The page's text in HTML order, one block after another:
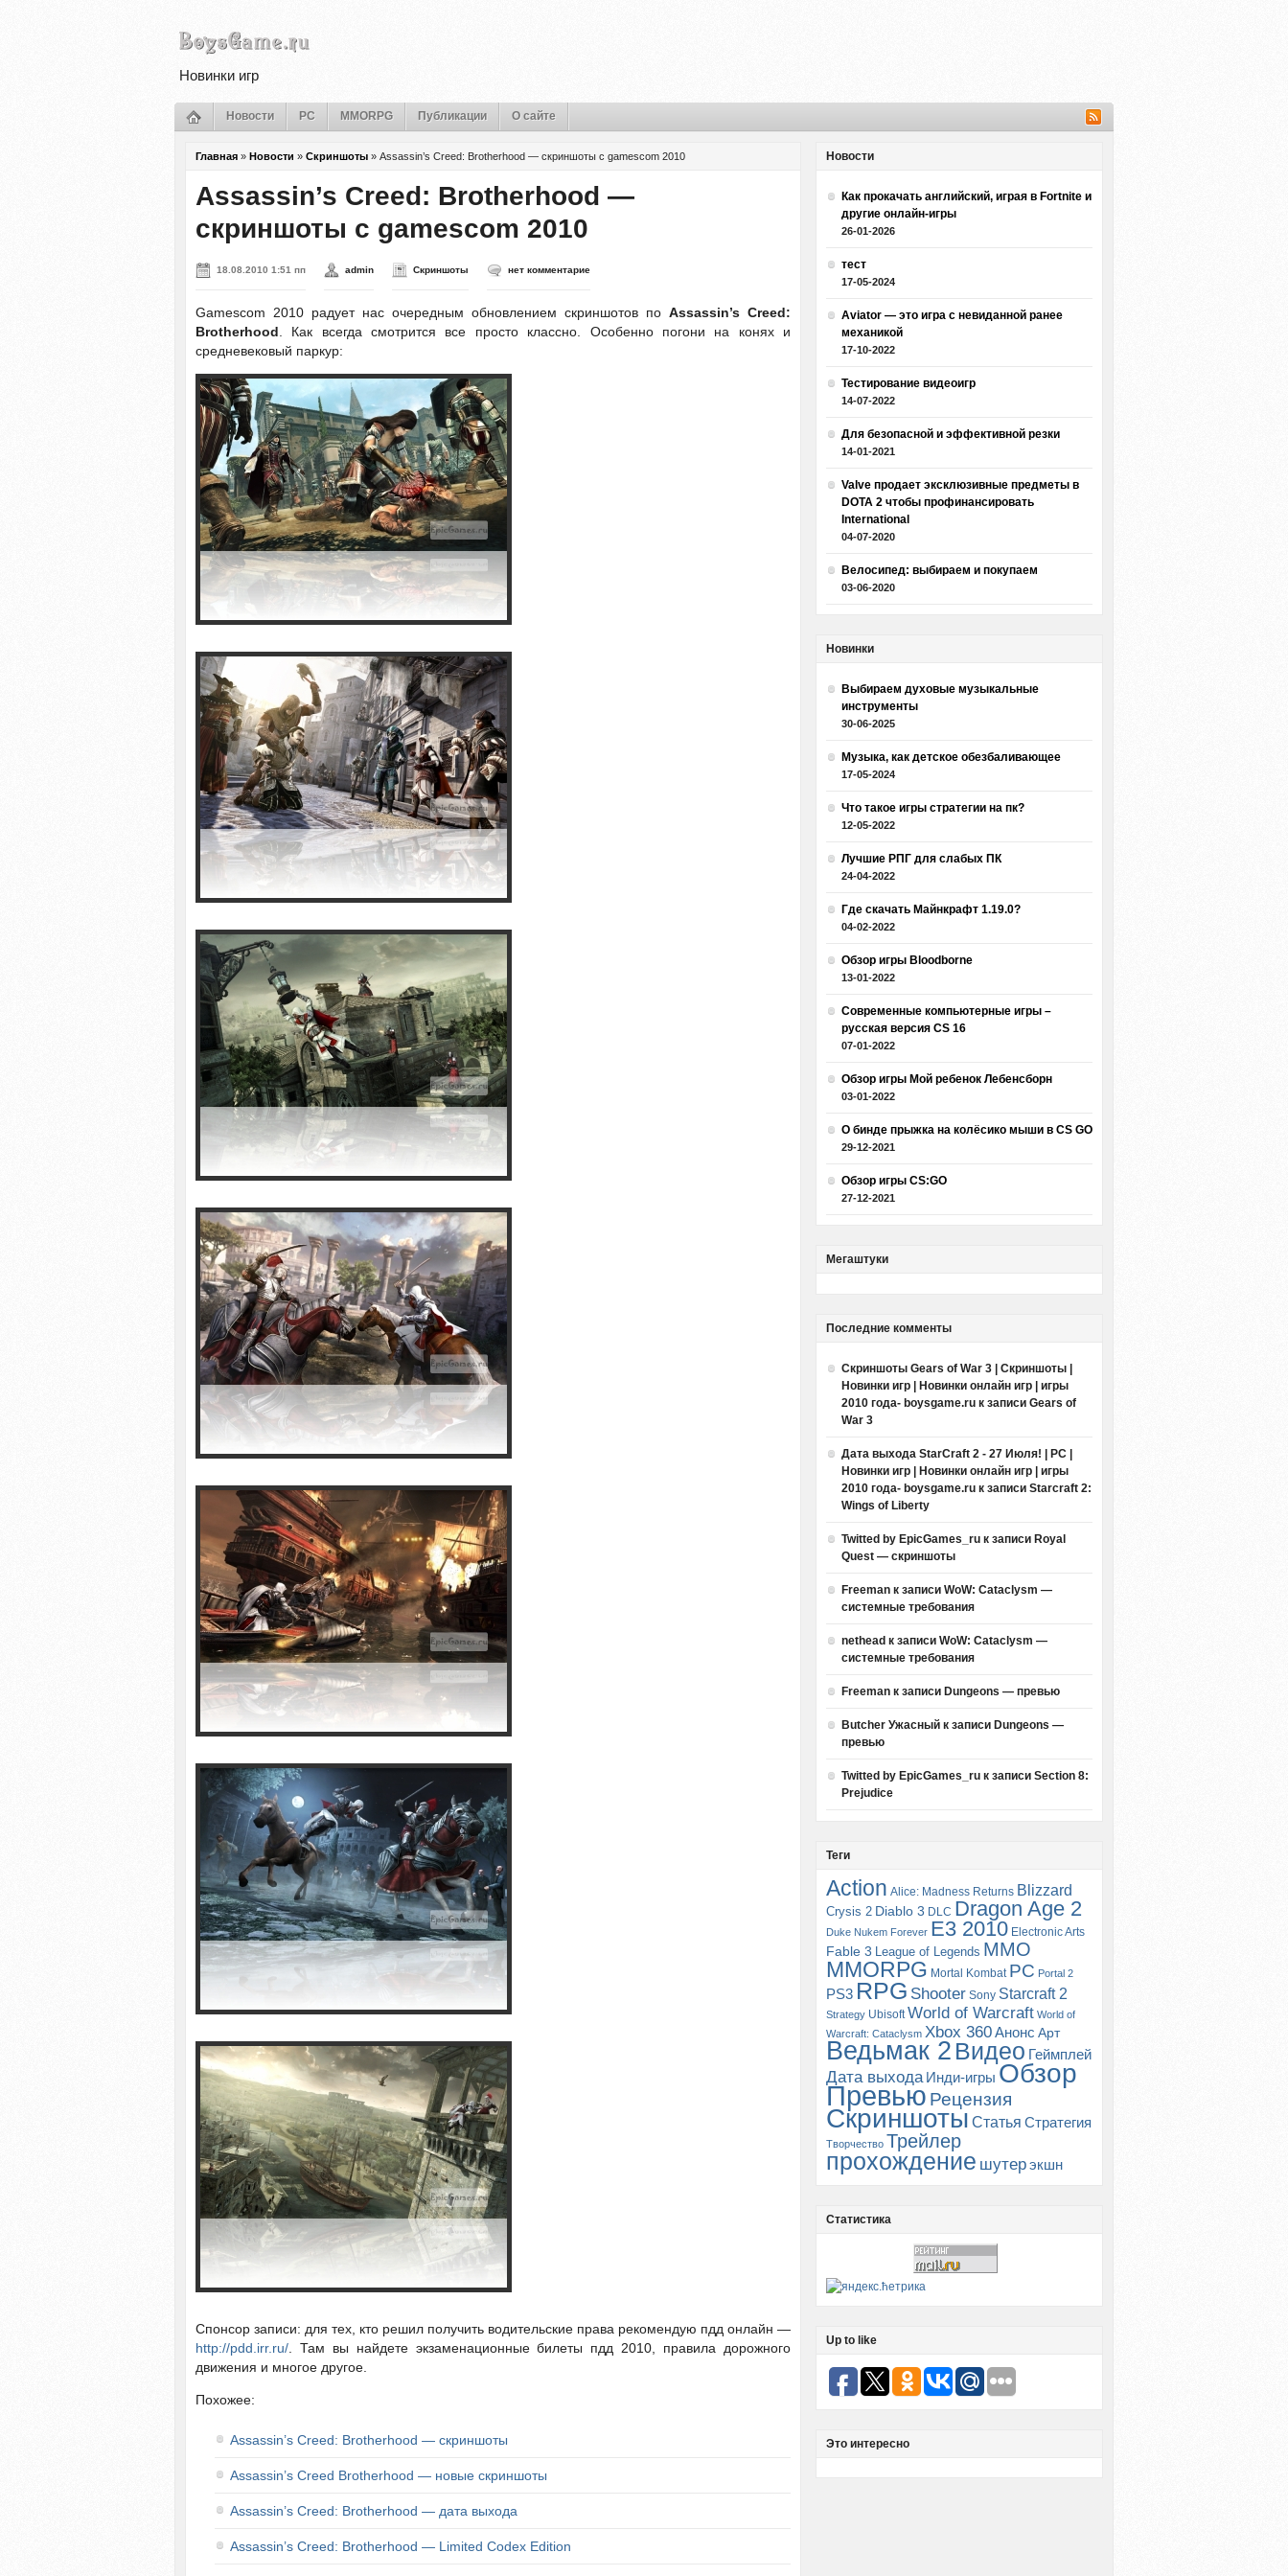
Новинки игр
Новости PC MMORPG Публикации О сайте
Главная » Новости » Скриншоты » Assassin’s Creed: Brotherhood — скриншоты с gamescom 2010
Assassin’s Creed: Brotherhood —
скриншоты с gamescom 2010
18.08.2010 1:51 пп admin Скриншоты нет комментарие
Gamescom 2010 радует нас очередным обновлением скриншотов по Assassin’s Creed:
Brotherhood . Как всегда смотрится все просто классно. Особенно погони на конях и
средневековый паркур:
Спонсор записи: для тех, кто решил получить водительские права рекомендую пдд онлайн —
http://pdd.irr.ru/ . Там вы найдете экзаменационные билеты пдд 2010, правила дорожного
движения и многое другое.
Похожее:
Assassin’s Creed: Brotherhood — скриншоты
Assassin’s Creed Brotherhood — новые скриншоты
Assassin’s Creed: Brotherhood — дата выхода
Assassin’s Creed: Brotherhood — Limited Codex Edition
Новости
Как прокачать английский, играя в Fortnite и
другие онлайн-игры
26-01-2026
тест
17-05-2024
Aviator — это игра с невиданной ранее
механикой
17-10-2022
Тестирование видеоигр
14-07-2022
Для безопасной и эффективной резки
14-01-2021
Valve продает эксклюзивные предметы в
DOTA 2 чтобы профинансировать
International
04-07-2020
Велосипед: выбираем и покупаем
03-06-2020
Новинки
Выбираем духовые музыкальные
инструменты
30-06-2025
Музыка, как детское обезбаливающее
17-05-2024
Что такое игры стратегии на пк?
12-05-2022
Лучшие РПГ для слабых ПК
24-04-2022
Где скачать Майнкрафт 1.19.0?
04-02-2022
Обзор игры Bloodborne
13-01-2022
Современные компьютерные игры –
русская версия CS 16
07-01-2022
Обзор игры Мой ребенок Лебенсборн
03-01-2022
О бинде прыжка на колёсико мыши в CS GO
29-12-2021
Обзор игры CS:GO
27-12-2021
Мегаштуки
Последние комменты
Скриншоты Gears of War 3 | Скриншоты |
Новинки игр | Новинки онлайн игр | игры
2010 года- boysgame.ru к записи Gears of
War 3
Дата выхода StarCraft 2 - 27 Июля! | PC |
Новинки игр | Новинки онлайн игр | игры
2010 года- boysgame.ru к записи Starcraft 2:
Wings of Liberty
Twitted by EpicGames_ru к записи Royal
Quest — скриншоты
Freeman к записи WoW: Cataclysm —
системные требования
nethead к записи WoW: Cataclysm —
системные требования
Freeman к записи Dungeons — превью
Butcher Ужасный к записи Dungeons —
превью
Twitted by EpicGames_ru к записи Section 8:
Prejudice
Теги
Action Alice: Madness Returns Blizzard
Crysis 2 Diablo 3 DLC Dragon Age 2
Duke Nukem Forever E3 2010 Electronic Arts
Fable 3 League of Legends MMO
MMORPG Mortal Kombat PC Portal 2
PS3 RPG Shooter Sony Starcraft 2
Strategy Ubisoft World of Warcraft World of
Warcraft: Cataclysm Xbox 360Анонс Арт
Ведьмак 2 Видео Геймплей
Дата выхода Инди-игры Обзор
Превью Рецензия
Скриншоты Статья Стратегия
Творчество Трейлер
прохождение шутерэкшн
Статистика
Up to like
Это интересно